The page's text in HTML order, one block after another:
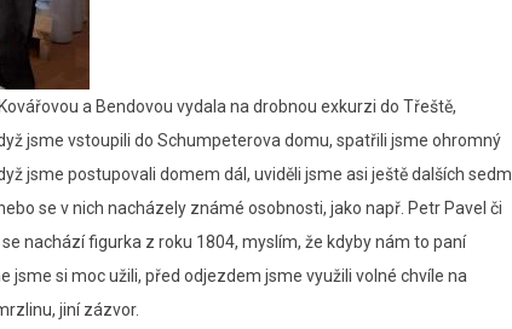
a Bendovou vydala na drobnou exkurzi do Třeště,
jsme vstoupili do Schumpeterova domu, spatřili jsme ohromný
jsme postupovali domem dál, uviděli jsme asi ještě dalších sedm
se v nich nacházely známé osobnosti, jako např. Petr Pavel či
nachází figurka z roku 1804, myslím, že kdyby nám to paní
si moc užili, před odjezdem jsme využili volné chvíle na
jiní zázvor.